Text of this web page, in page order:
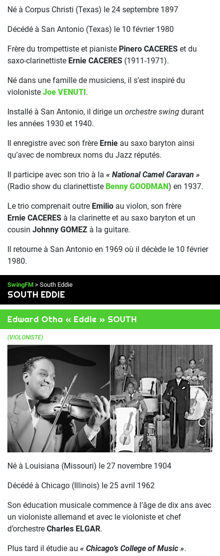
Né à Corpus Christi (Texas) le 24 septembre 1897
Décédé à San Antonio (Texas) le 10 février 1980
Frère du trompettiste et pianiste Pinero CACERES et du
saxo-clarinettiste Ernie CACERES (1911-1971).
Né dans une famille de musiciens, il s’est inspiré du
violoniste Joe VENUTI .
Installé à San Antonio, il dirige un orchestre swing durant
les années 1930 et 1940.
Il enregistre avec son frère Ernie au saxo baryton ainsi
qu’avec de nombreux noms du Jazz réputés.
Il participe avec son trio à la « National Camel Caravan »
(Radio show du clarinettiste Benny GOODMAN) en 1937.
Le trio comprenait outre Emilio au violon, son frère
Ernie CACERES à la clarinette et au saxo baryton et un
cousin Johnny GOMEZ à la guitare.
Il retourne à San Antonio en 1969 où il décède le 10 février
1980.
SwingFM > South Eddie
SOUTH EDDIE
Edward Otha « Eddie » SOUTH
(VIOLONISTE)
Né à Louisiana (Missouri) le 27 novembre 1904
Décédé à Chicago (Illinois) le 25 avril 1962
Son éducation musicale commence à l’âge de dix ans avec
un violoniste allemand et avec le violoniste et chef
d’orchestre Charles ELGAR.
Plus tard il étudie au « Chicago’s College of Music ».